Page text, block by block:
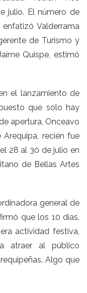
julio. El número de
Valderrama
de Turismo y
Quispe, estimó
el lanzamiento de
que solo hay
apertura, Onceavo
recién fue
28 al 30 de julio en
de Bellas Artes
general de
que los 10 días,
actividad festiva,
atraer al público
Algo que